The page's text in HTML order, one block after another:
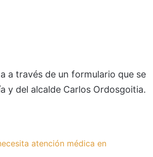
a través de un formulario que se
y del alcalde Carlos Ordosgoitia.
atención médica en